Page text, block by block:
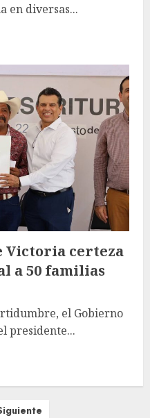
en diversas...
Victoria certeza
a 50 familias
el Gobierno
presidente...